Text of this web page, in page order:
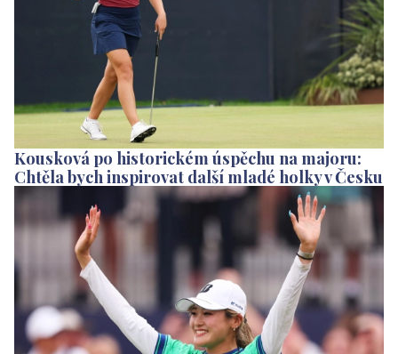
Kousková po historickém úspěchu na majoru:
Chtěla bych inspirovat další mladé holky v Česku